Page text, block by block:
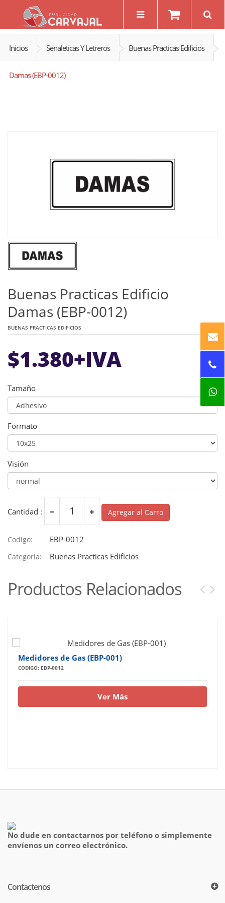
Inicios Senaleticas Y Letreros Buenas Practicas Edificios
Damas (EBP-0012)
Buenas Practicas Edificio
Damas (EBP-0012)
BUENAS PRACTICAS EDIFICIOS
$1.380+IVA
Tamaño
Formato
Visión
Cantidad : Agregar al Carro
Codigo: EBP-0012
Categoria: Buenas Practicas Edificios
Productos Relacionados
Medidores de Gas (EBP-001)
CODIGO: EBP-0012
Ver Más
No dude en contactarnos por teléfono o simplemente
envíenos un correo electrónico.
Contactenos